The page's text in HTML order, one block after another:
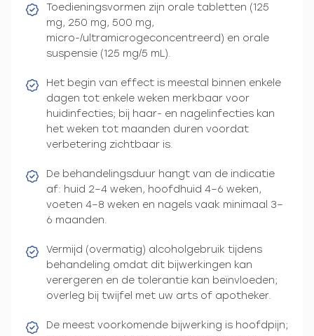
Toedieningsvormen zijn orale tabletten (125
mg, 250 mg, 500 mg,
micro-/ultramicrogeconcentreerd) en orale
suspensie (125 mg/5 mL).
Het begin van effect is meestal binnen enkele
dagen tot enkele weken merkbaar voor
huidinfecties; bij haar- en nagelinfecties kan
het weken tot maanden duren voordat
verbetering zichtbaar is.
De behandelingsduur hangt van de indicatie
af: huid 2–4 weken, hoofdhuid 4–6 weken,
voeten 4–8 weken en nagels vaak minimaal 3–
6 maanden.
Vermijd (overmatig) alcoholgebruik tijdens
behandeling omdat dit bijwerkingen kan
verergeren en de tolerantie kan beïnvloeden;
overleg bij twijfel met uw arts of apotheker.
De meest voorkomende bijwerking is hoofdpijn;